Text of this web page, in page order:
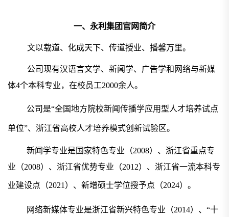
一、永利集团官网简介
文以载道、化成天下、传道授业、播馨万里。
公司现有汉语言文学、新闻学、广告学和网络与新媒
体4个本科专业，在校员工2000余人。
公司是“全国地方院校新闻传播学应用型人才培养试点
单位”、浙江省高校人才培养模式创新试验区。
新闻学专业是国家特色专业（2008）、浙江省重点专
业（2008）、浙江省优势专业（2012）、浙江省一流本科专
业建设点（2021） 、 新增硕士学位授予点（2024）。
网络新媒体专业是浙江省新兴特色专业（2014）、“十